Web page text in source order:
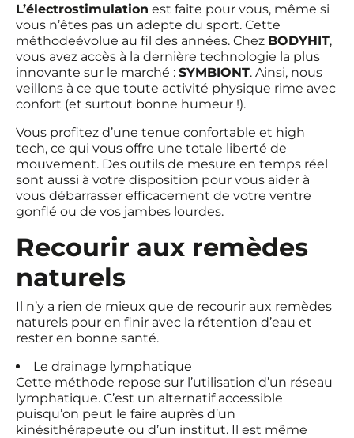
L’électrostimulation est faite pour vous, même si
vous n’êtes pas un adepte du sport. Cette
méthodeévolue au fil des années. Chez BODYHIT,
vous avez accès à la dernière technologie la plus
innovante sur le marché : SYMBIONT. Ainsi, nous
veillons à ce que toute activité physique rime avec
confort (et surtout bonne humeur !).
Vous profitez d’une tenue confortable et high
tech, ce qui vous offre une totale liberté de
mouvement. Des outils de mesure en temps réel
sont aussi à votre disposition pour vous aider à
vous débarrasser efficacement de votre ventre
gonflé ou de vos jambes lourdes.
Recourir aux remèdes
naturels
Il n’y a rien de mieux que de recourir aux remèdes
naturels pour en finir avec la rétention d’eau et
rester en bonne santé.
Le drainage lymphatique
Cette méthode repose sur l’utilisation d’un réseau
lymphatique. C’est un alternatif accessible
puisqu’on peut le faire auprès d’un
kinésithérapeute ou d’un institut. Il est même